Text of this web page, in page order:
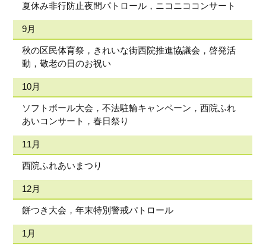
夏休み非行防止夜間パトロール，ニコニココンサート
9月
秋の区民体育祭，きれいな街西院推進協議会，啓発活
動，敬老の日のお祝い
10月
ソフトボール大会，不法駐輪キャンペーン，西院ふれ
あいコンサート，春日祭り
11月
西院ふれあいまつり
12月
餅つき大会，年末特別警戒パトロール
1月